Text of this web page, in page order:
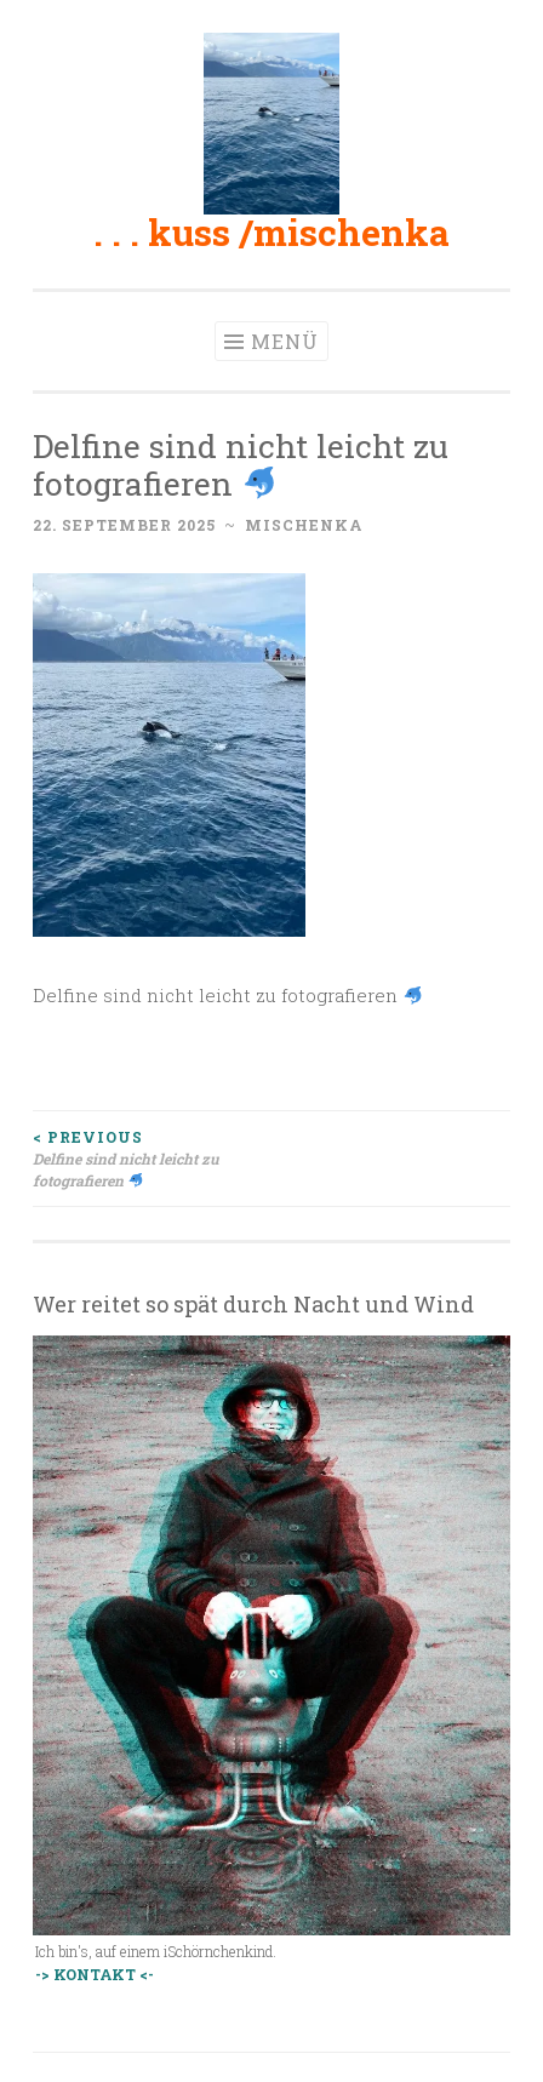
. . . kuss /mischenka
MENÜ
Delfine sind nicht leicht zu
fotografieren
22. SEPTEMBER 2025 ~ MISCHENKA
Delfine sind nicht leicht zu fotografieren
Beitragsnavigation
< PREVIOUS
Delfine sind nicht leicht zu
fotografieren
Wer reitet so spät durch Nacht und Wind
Ich bin's, auf einem iSchörnchenkind.
-> KONTAKT <-